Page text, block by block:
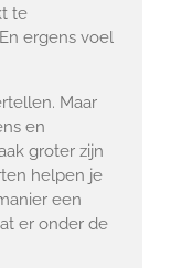
te
En ergens voel
Maar
en
groter zijn
helpen je
een
er onder de